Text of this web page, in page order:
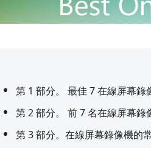
第 1 部分。 最佳 7 在線屏幕錄
第 2 部分。 前 7 名在線屏幕錄
第 3 部分。在線屏幕錄像機的